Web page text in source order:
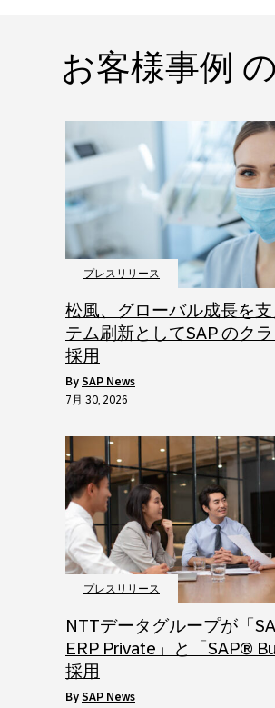
お客様事例
プレスリリース
松風、グローバル成長を
テム刷新としてSAP のク
採用
by SAP News
7月 30, 2026
プレスリリース
NTTデータグループが「
ERP Private」と「SAP®
採用
by SAP News